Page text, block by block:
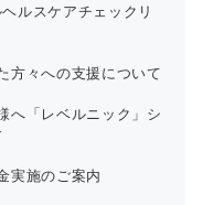
ルスケアチェックリ
方々への支援について
へ「レベルニック」シ
実施のご案内